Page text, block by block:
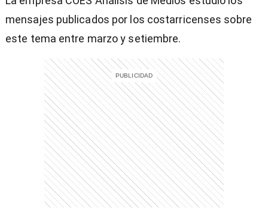
mensajes publicados por los costarricenses sobre
este tema entre marzo y setiembre.